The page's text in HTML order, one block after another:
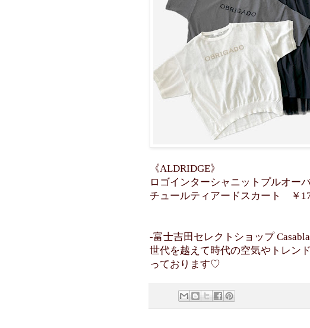
《ALDRIDGE》
ロゴインターシャニットプルオー
チュールティアードスカート ￥
-富士吉田セレクトショップ
世代を越えて時代の空気やトレン
っております♡